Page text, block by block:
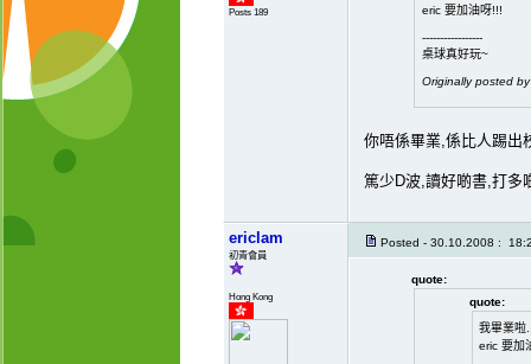
Posts 189
eric 要加油呀!!!
-----------------
桌球真好玩~
Originally posted
你唔係畢業,係比人踢出
篤少D波,讀好啲書,打多
ericlam
初青會員
Hong Kong
Posted - 30.10.2008 :
quote:
quote:
我畢業啦
eric 要加